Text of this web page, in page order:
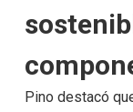
Pino destacó